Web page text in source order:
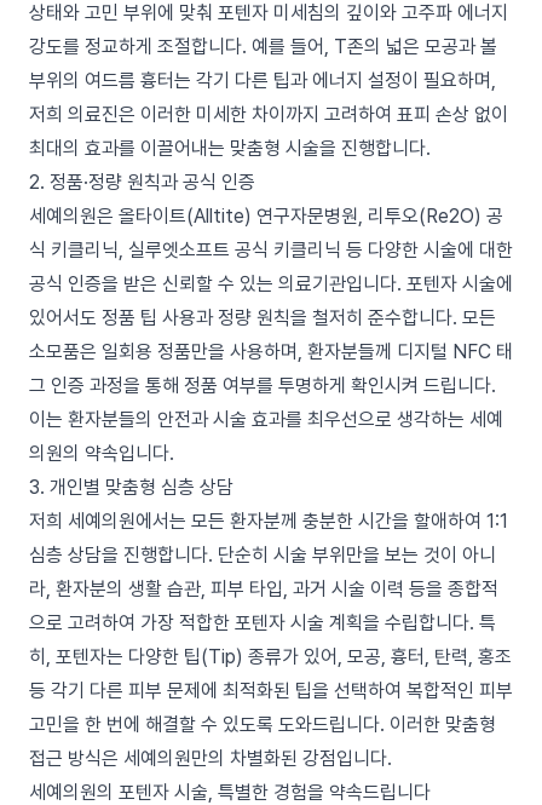
상태와 고민 부위에 맞춰 포텐자 미세침의 깊이와 고주파 에너지
강도를 정교하게 조절합니다. 예를 들어, T존의 넓은 모공과 볼
부위의 여드름 흉터는 각기 다른 팁과 에너지 설정이 필요하며,
저희 의료진은 이러한 미세한 차이까지 고려하여 표피 손상 없이
최대의 효과를 이끌어내는 맞춤형 시술을 진행합니다.
2. 정품·정량 원칙과 공식 인증
세예의원은 올타이트(Alltite) 연구자문병원, 리투오(Re2O) 공
식 키클리닉, 실루엣소프트 공식 키클리닉 등 다양한 시술에 대한
공식 인증을 받은 신뢰할 수 있는 의료기관입니다. 포텐자 시술에
있어서도 정품 팁 사용과 정량 원칙을 철저히 준수합니다. 모든
소모품은 일회용 정품만을 사용하며, 환자분들께 디지털 NFC 태
그 인증 과정을 통해 정품 여부를 투명하게 확인시켜 드립니다.
이는 환자분들의 안전과 시술 효과를 최우선으로 생각하는 세예
의원의 약속입니다.
3. 개인별 맞춤형 심층 상담
저희 세예의원에서는 모든 환자분께 충분한 시간을 할애하여 1:1
심층 상담을 진행합니다. 단순히 시술 부위만을 보는 것이 아니
라, 환자분의 생활 습관, 피부 타입, 과거 시술 이력 등을 종합적
으로 고려하여 가장 적합한 포텐자 시술 계획을 수립합니다. 특
히, 포텐자는 다양한 팁(Tip) 종류가 있어, 모공, 흉터, 탄력, 홍조
등 각기 다른 피부 문제에 최적화된 팁을 선택하여 복합적인 피부
고민을 한 번에 해결할 수 있도록 도와드립니다. 이러한 맞춤형
접근 방식은 세예의원만의 차별화된 강점입니다.
세예의원의 포텐자 시술, 특별한 경험을 약속드립니다